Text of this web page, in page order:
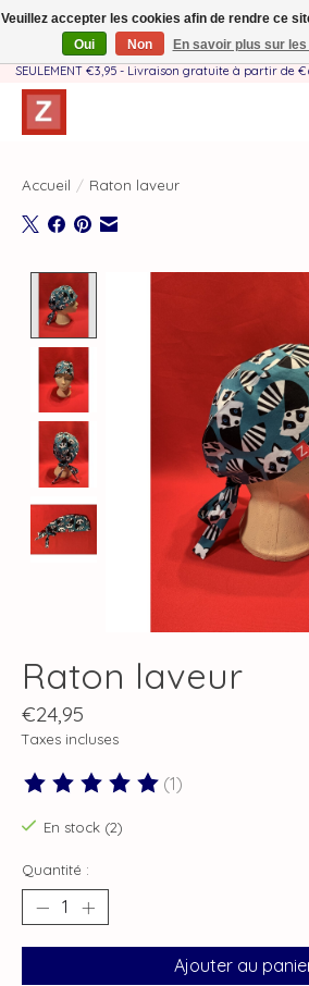
Fait à la main par une équipe mère-fille❤️ - Frais
SEULEMENT €3,95 - Livraison gratuite à partir de
Accueil / Raton laveur
Raton laveur
€24,95
Taxes incluses
Ce produit est évalué à
(1)
En stock (2)
Quantité :
Ajouter au
Veuillez accepter les cookies afin de rendre ce
Oui
Non En savoir plus sur